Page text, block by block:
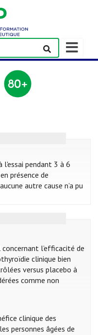
Afficher/
la
l'essai pendant 3 à 6
présence de
autre cause n’a pu
l’efficacité de
clinique bien
versus placebo à
comme non
clinique des
personnes âgées de